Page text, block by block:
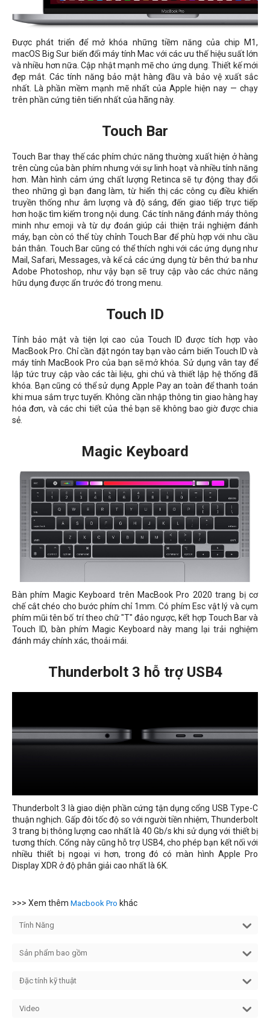
Được phát triển để mở khóa những tiềm năng của chip M1,
macOS Big Sur biến đổi máy tính Mac với các ưu thế hiệu suất lớn
và nhiều hơn nữa. Cập nhật mạnh mẽ cho ứng dụng. Thiết kế mới
đẹp mắt. Các tính năng bảo mật hàng đầu và bảo vệ xuất sắc
nhất. Là phần mềm mạnh mẽ nhất của Apple hiện nay — chạy
trên phần cứng tiên tiến nhất của hãng này.
Touch Bar
Touch Bar thay thế các phím chức năng thường xuất hiện ở hàng
trên cùng của bàn phím nhưng với sự linh hoạt và nhiều tính năng
hơn. Màn hình cảm ứng chất lượng Retinca sẽ tự động thay đổi
theo những gì bạn đang làm, từ hiển thị các công cụ điều khiển
truyền thống như âm lượng và độ sáng, đến giao tiếp trực tiếp
hơn hoặc tìm kiếm trong nội dung. Các tính năng đánh máy thông
minh như emoji và từ dự đoán giúp cải thiện trải nghiệm đánh
máy, bạn còn có thể tùy chỉnh Touch Bar để phù hợp với nhu cầu
bản thân. Touch Bar cũng có thể thích nghi với các ứng dụng như
Mail, Safari, Messages, và kể cả các ứng dụng từ bên thứ ba như
Adobe Photoshop, như vậy bạn sẽ truy cập vào các chức năng
hữu dụng được ẩn trước đó trong menu.
Touch ID
Tính bảo mật và tiện lợi cao của Touch ID được tích hợp vào
MacBook Pro. Chỉ cần đặt ngón tay bạn vào cảm biến Touch ID và
máy tính MacBook Pro của bạn sẽ mở khóa. Sử dụng vân tay để
lập tức truy cập vào các tài liệu, ghi chú và thiết lập hệ thống đã
khóa. Bạn cũng có thể sử dụng Apple Pay an toàn để thanh toán
khi mua sắm trực tuyến. Không cần nhập thông tin giao hàng hay
hóa đơn, và các chi tiết của thẻ bạn sẽ không bao giờ được chia
sẻ.
Magic Keyboard
Bàn phím Magic Keyboard trên MacBook Pro 2020 trang bị cơ
chế cắt chéo cho bước phím chỉ 1mm. Có phím Esc vật lý và cụm
phím mũi tên bố trí theo chữ "T" đảo ngược, kết hợp Touch Bar và
Touch ID, bàn phím Magic Keyboard này mang lại trải nghiệm
đánh máy chính xác, thoải mái.
Thunderbolt 3 hỗ trợ USB4
Thunderbolt 3 là giao diện phần cứng tận dụng cổng USB Type-C
thuận nghịch. Gấp đôi tốc độ so với người tiền nhiệm, Thunderbolt
3 trang bị thông lượng cao nhất là 40 Gb/s khi sử dụng với thiết bị
tương thích. Cổng này cũng hỗ trợ USB4, cho phép bạn kết nối với
nhiều thiết bị ngoại vi hơn, trong đó có màn hình Apple Pro
Display XDR ở độ phân giải cao nhất là 6K.
>>> Xem thêm Macbook Pro khác
Tính Năng
Sản phẩm bao gồm
Đặc tính kỹ thuật
Video